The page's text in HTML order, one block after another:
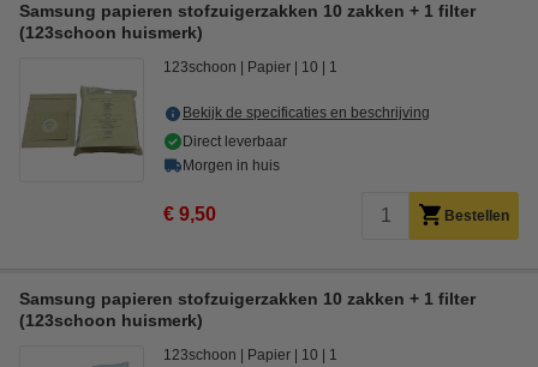
Samsung papieren stofzuigerzakken 10 zakken + 1 filter
(123schoon huismerk)
123schoon Papier 10 1
Bekijk de specificaties en beschrijving
Direct leverbaar
Morgen in huis
€ 9,50 Bestellen
Samsung papieren stofzuigerzakken 10 zakken + 1 filter
(123schoon huismerk)
123schoon Papier 10 1